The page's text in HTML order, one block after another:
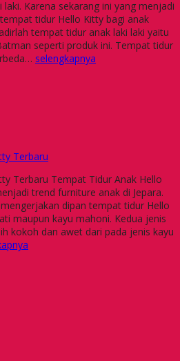
Karena sekarang ini yang menjadi
tidur Hello Kitty bagi anak
tempat tidur anak laki laki yaitu
seperti produk ini. Tempat tidur
selengkapnya
Terbaru
Terbaru Tempat Tidur Anak Hello
trend furniture anak di Jepara.
dipan tempat tidur Hello
maupun kayu mahoni. Kedua jenis
kokoh dan awet dari pada jenis kayu